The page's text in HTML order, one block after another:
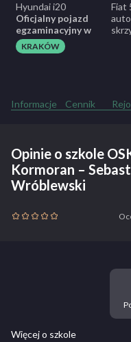
Hyundai i20
Oficjalny pojazd
egzaminacyjny w
KRAKÓW
Fiat
Informacje Cennik
Opinie o szkole
Kormoran –
Wróblewski
Więcej o szkole